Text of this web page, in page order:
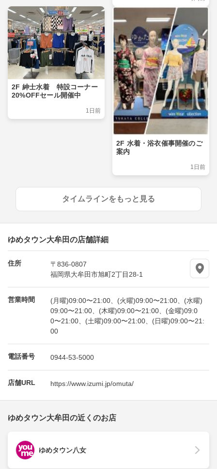
2F 紳士水着 特設コーナー
20%OFFセール開催中
1日前
2F 水着・浴衣催事開催のご
案内
1日前
タイムラインをもっと見る
ゆめタウン大牟田の店舗詳細
住所
〒836-0807
福岡県大牟田市旭町2丁目28-1
営業時間
(月曜)09:00〜21:00、(火曜)09:00〜21:00、(水曜)
09:00〜21:00、(木曜)09:00〜21:00、(金曜)09:0
0〜21:00、(土曜)09:00〜21:00、(日曜)09:00〜21:
00
電話番号 0944-53-5000
店舗URL https://www.izumi.jp/omuta/
ゆめタウン大牟田の近くのお店
ゆめタウン八女